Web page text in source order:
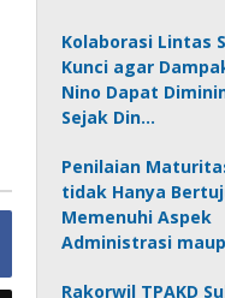
Kolaborasi Lintas
Kunci agar
Nino Dapat
Sejak Din…
Penilaian
tidak Hanya
Memenuhi Aspek
Administrasi
Rakorwil TPAKD